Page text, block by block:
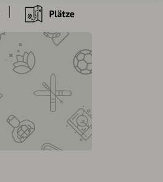
Plätze